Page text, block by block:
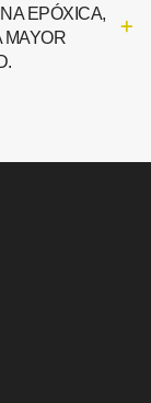
EPÓXICA,
MAYOR